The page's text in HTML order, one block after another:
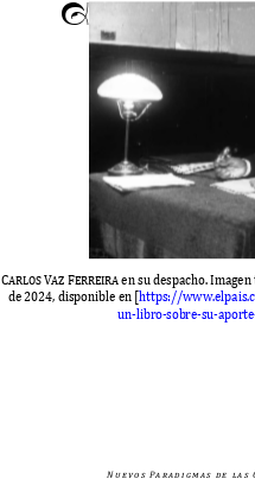
m
Carlos Vaz Ferreiraen su despacho. I
de2024, disponible en [https://www.elpais.
un-libro-sobre-su-aporte
N u e v o s Pa r a d i g m a s d e l a s